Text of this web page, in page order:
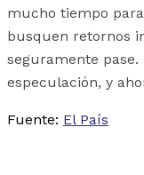
mucho tiempo
busquen retornos
seguramente
especulación, y
Fuente: El País